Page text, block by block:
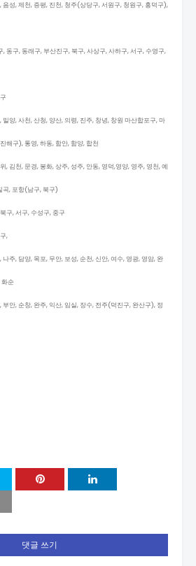
음성, 제천, 증평, 진천, 청주(상당구, 서원구, 청원구, 흥덕구),
, 동구, 동래구, 부산진구, 북구, 사상구, 사하구, 서구, 수영구,
밀양, 사천, 산청, 양산, 의령, 진주, 창녕, 창원 마산합포구, 마
해구), 통영, 하동, 함안, 함양, 합천
, 김천, 문경, 봉화, 상주, 성주, 안동, 영덕,영양, 영주, 영천, 예
곡, 포항(남구, 북구)
구, 서구, 수성구, 중구
,
나주, 담양, 목포, 무안, 보성, 순천, 신안, 여수, 영광, 영암, 완
화순
부안, 순창, 완주, 익산, 임실, 장수, 전주(덕진구, 완산구), 정
댓글 쓰기